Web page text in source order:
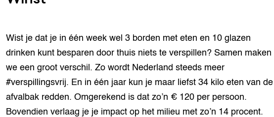
Wist je dat je in één week wel 3 borden met eten en 10 glazen
drinken kunt besparen door thuis niets te verspillen? Samen maken
we een groot verschil. Zo wordt Nederland steeds meer
#verspillingsvrij. En in één jaar kun je maar liefst 34 kilo eten van de
afvalbak redden. Omgerekend is dat zo’n € 120 per persoon.
Bovendien verlaag je je impact op het milieu met zo’n 14 procent.